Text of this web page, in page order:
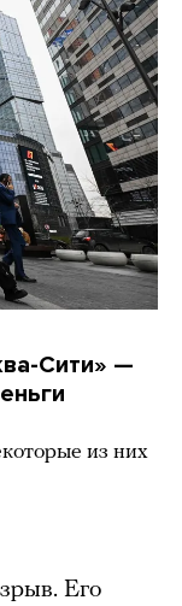
Сити» —
из них
Его